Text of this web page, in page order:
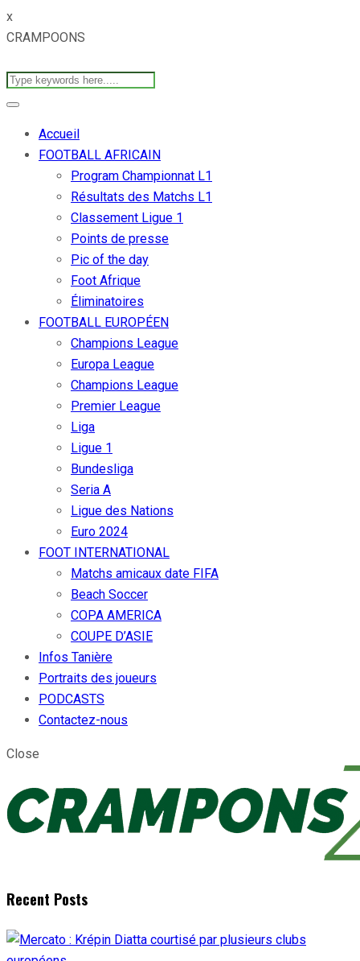
x
CRAMPOONS
Accueil
FOOTBALL AFRICAIN
Program Championnat L1
Résultats des Matchs L1
Classement Ligue 1
Points de presse
Pic of the day
Foot Afrique
Éliminatoires
FOOTBALL EUROPÉEN
Champions League
Europa League
Champions League
Premier League
Liga
Ligue 1
Bundesliga
Seria A
Ligue des Nations
Euro 2024
FOOT INTERNATIONAL
Matchs amicaux date FIFA
Beach Soccer
COPA AMERICA
COUPE D’ASIE
Infos Tanière
Portraits des joueurs
PODCASTS
Contactez-nous
Close
Recent Posts